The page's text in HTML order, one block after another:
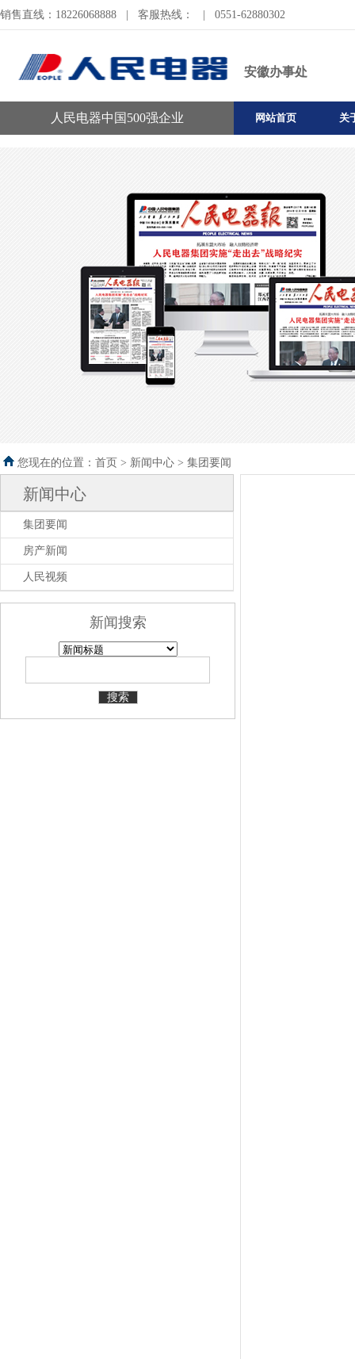
销售直线：18226068888 客服热线： 0551-62880302
安徽办事处
人民电器中国500强企业 网站首页 关
您现在的位置：首页 > 新闻中心 > 集团要闻
新闻中心
集团要闻
房产新闻
人民视频
新闻搜索
搜索